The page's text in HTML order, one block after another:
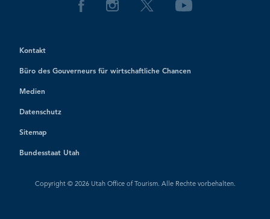
Kontakt
Büro des Gouverneurs für wirtschaftliche Chancen
Medien
Datenschutz
Sitemap
Bundesstaat Utah
Copyright © 2026 Utah Office of Tourism. Alle Rechte vorbehalten.